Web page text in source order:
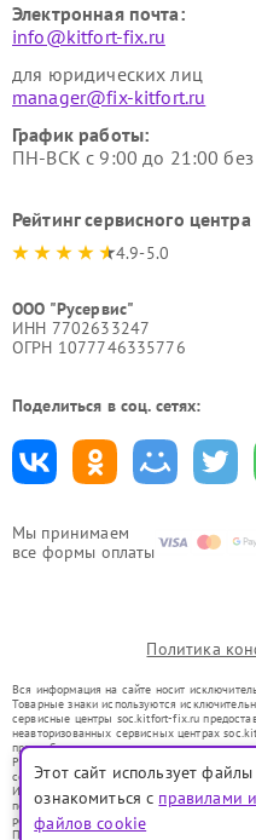
Мы принимаем
все формы оплаты
Электронная почта:
info@kitfort-fix.ru
для юридических лиц
manager@fix-kitfort.ru
График работы:
ПН-ВСК с 9:00 до 21:00
Рейтинг сервисного центра
4.9-5.0
ООО "Русервис"
ИНН 7702633247
ОГРН 1077746335776
Поделиться в соц. сетях:
Политика
Вся информация на сайте носит
Товарные знаки используются
сервисные центры soc.kitfort-fix.ru
неавторизованных сервисных центрах
правообладателями товарных знаков или
Ремонт осуществляется для устройств, уже
со статьей 1487 ГК РФ.
Использование товарных знаков не
потребителей в заблуждение, а служит для
ремонту техники указанных брендов.
Представленная на сайте информация не
Этот сайт использует
ознакомиться с правилами
файлов cookie